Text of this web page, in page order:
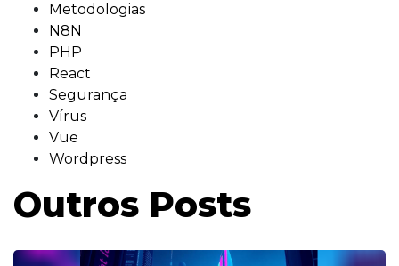
Metodologias
N8N
PHP
React
Segurança
Vírus
Vue
Wordpress
Outros Posts